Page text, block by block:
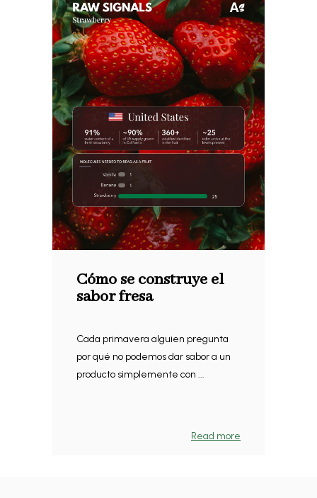
Cómo se construye el
sabor fresa
Cada primavera alguien pregunta
por qué no podemos dar sabor a un
producto simplemente con ...
Read more